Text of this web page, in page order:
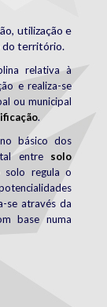
utilização e
do território.
relativa à
e realiza-se
ou municipal
.
básico dos
entre solo
solo regula o
se através da
base numa